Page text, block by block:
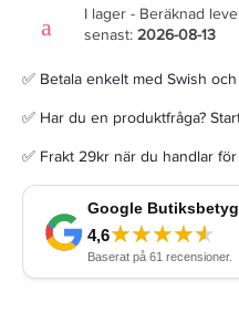
I lager - Beräknad
senast: 2026-08-13
✅ Betala enkelt med Swish
✅ Har du en produktfråga?
✅ Frakt 29kr när du handlar